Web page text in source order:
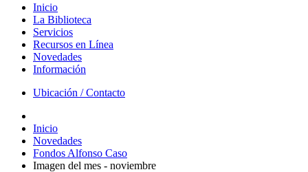
Inicio
La Biblioteca
Servicios
Recursos en Línea
Novedades
Información
Ubicación / Contacto
Inicio
Novedades
Fondos Alfonso Caso
Imagen del mes - noviembre